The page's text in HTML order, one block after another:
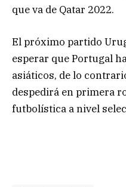
que va de Qatar 2022.
El próximo partido
esperar que Portugal
asiáticos, de lo
despedirá en primera
futbolística a nivel